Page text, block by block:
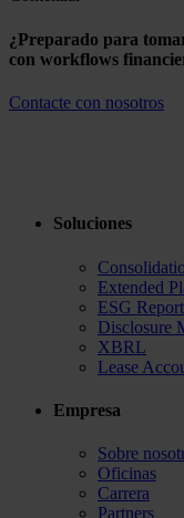
¿Preparado para
con workflows
Contacte con nosotros
Soluciones
Extended
ESG
Disclosure
XBRL
Lease
Empresa
Sobre
Oficinas
Carrera
Partners